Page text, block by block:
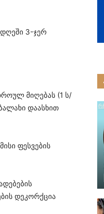
3-ჯერ
მიღებას (1 ს/
დაასხით
ფესვების
დეკორქცია